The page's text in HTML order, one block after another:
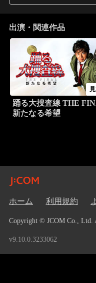
出演・関連作品
踊る大捜査線 THE
新たなる希望
ホーム 利用規約
Copyright © JCOM Co., Ltd.
v9.10.0.3233062